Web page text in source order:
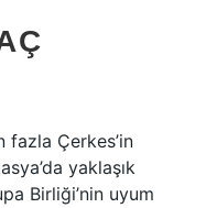
fazla Çerkes’in
yaklaşık
Birliği’nin uyum